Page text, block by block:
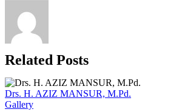
Related Posts
Drs. H. AZIZ MANSUR, M.Pd.
Gallery